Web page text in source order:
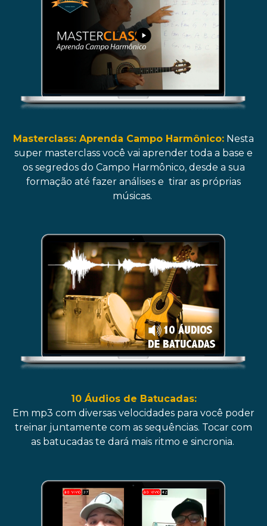
Masterclass: Aprenda Campo Harmônico: Nesta
super masterclass você vai aprender toda a base e
os segredos do Campo Harmônico, desde a sua
formação até fazer análises e tirar as próprias
músicas.
10 Áudios de Batucadas:
Em mp3 com diversas velocidades para você poder
treinar juntamente com as sequências. Tocar com
as batucadas te dará mais ritmo e sincronia.